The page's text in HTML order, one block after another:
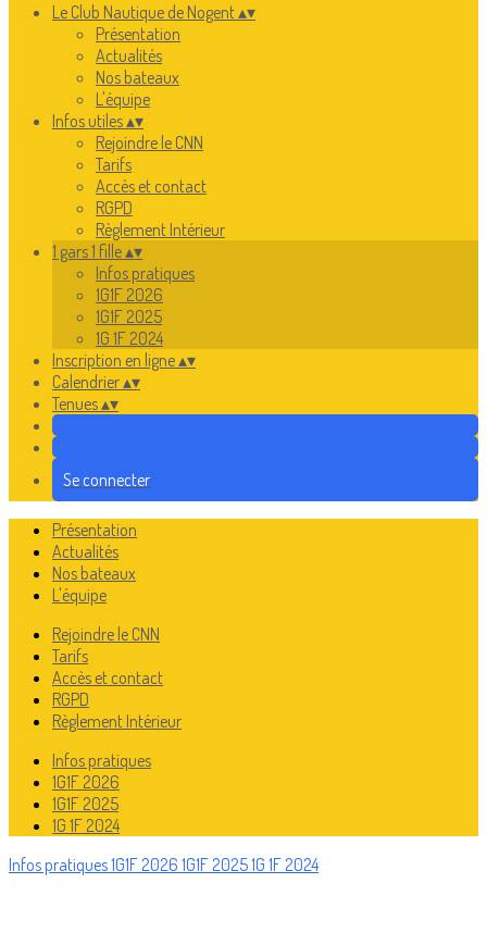
Le Club Nautique de Nogent▴▾
Présentation
Actualités
Nos bateaux
L'équipe
Infos utiles▴▾
Rejoindre le CNN
Tarifs
Accès et contact
RGPD
Règlement Intérieur
1 gars 1 fille▴▾
Infos pratiques
1G1F 2026
1G1F 2025
1G 1F 2024
Inscription en ligne▴▾
Calendrier▴▾
Tenues▴▾
Se connecter
Présentation
Actualités
Nos bateaux
L'équipe
Rejoindre le CNN
Tarifs
Accès et contact
RGPD
Règlement Intérieur
Infos pratiques
1G1F 2026
1G1F 2025
1G 1F 2024
Infos pratiques1G1F 2026 1G1F 20251G 1F 2024